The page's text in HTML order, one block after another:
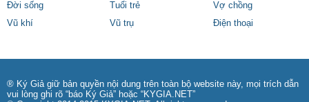
Đời sống
Tuổi trẻ
Vợ chồng
Vũ khí
Vũ trụ Điện thoại
® Ký Giả giữ bản quyền nội dung trên toàn bộ website này, mọi trích dẫn
vui lòng ghi rõ “báo Ký Giả” hoặc “KYGIA.NET”